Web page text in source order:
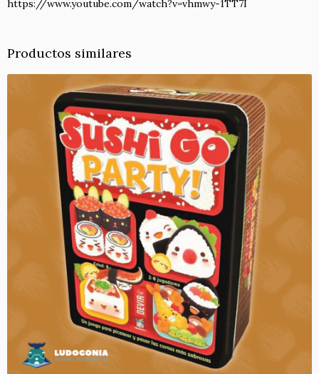
https://www.youtube.com/watch?v=vhmwy-1TT7I
Productos similares